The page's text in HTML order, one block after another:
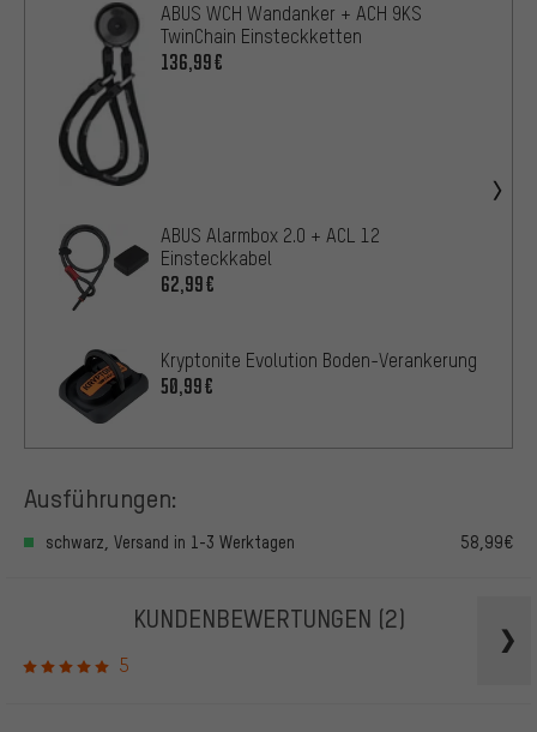
ABUS WCH Wandanker + ACH 9KS
TwinChain Einsteckketten
136,99€
ABUS Alarmbox 2.0 + ACL 12
Einsteckkabel
62,99€
Kryptonite Evolution Boden-Verankerung
50,99€
Ausführungen:
schwarz, Versand in 1-3 Werktagen 58,99€
KUNDENBEWERTUNGEN (2)
5